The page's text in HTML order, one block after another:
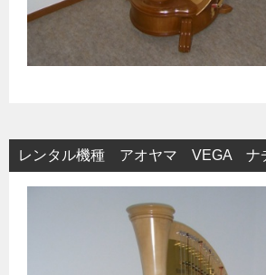
レンタル機種 アオヤマ VEGA ナ